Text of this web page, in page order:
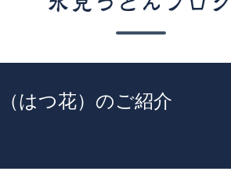
はつ花）のご紹介